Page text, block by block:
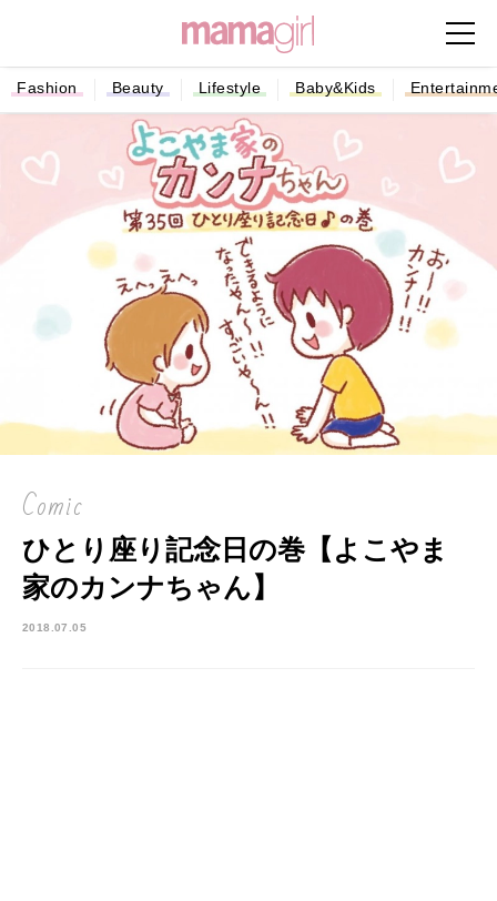
Fashion Beauty Lifestyle Baby&Kids
Comic
ひとり座り記念日の巻【よこやま
家のカンナちゃん】
2018.07.05